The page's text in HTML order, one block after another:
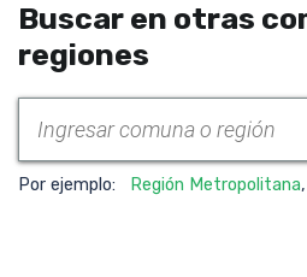
Buscar en otras
regiones
Por ejemplo: Región Metropolitana,